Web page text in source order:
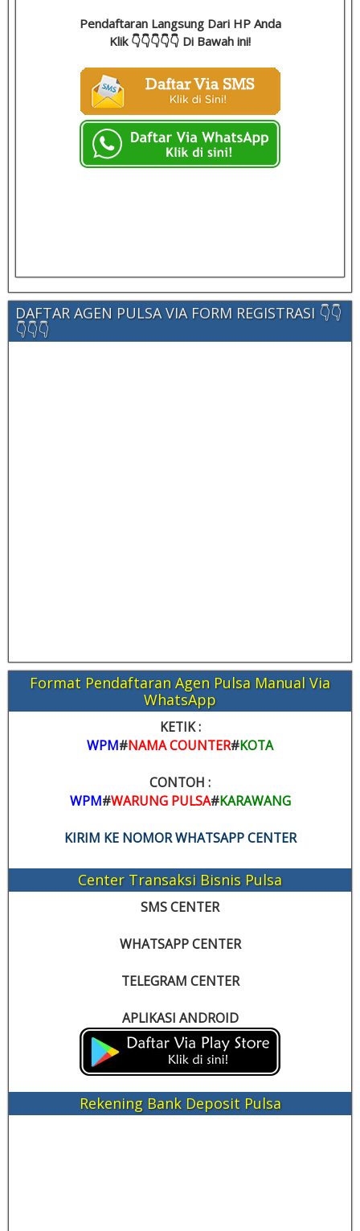
Pendaftaran Langsung Dari HP Anda
Klik 👇👇👇👇👇 Di Bawah ini!
DAFTAR AGEN PULSA VIA FORM REGISTRASI 👇👇
👇👇👇
Format Pendaftaran Agen Pulsa Manual Via
WhatsApp
KETIK :
WPM#NAMA COUNTER#KOTA
CONTOH :
WPM#WARUNG PULSA#KARAWANG
KIRIM KE NOMOR WHATSAPP CENTER
Center Transaksi Bisnis Pulsa
SMS CENTER
WHATSAPP CENTER
TELEGRAM CENTER
APLIKASI ANDROID
Rekening Bank Deposit Pulsa